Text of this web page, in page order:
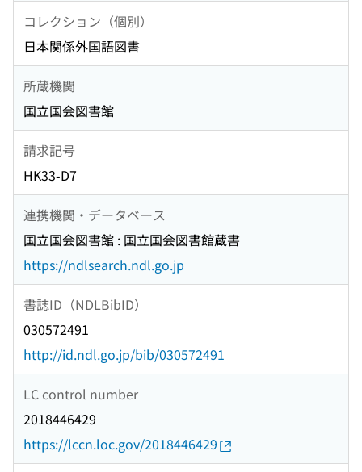
コレクション（個別）
日本関係外国語図書
所蔵機関
国立国会図書館
請求記号
HK33-D7
連携機関・データベース
国立国会図書館 : 国立国会図書館蔵書
https://ndlsearch.ndl.go.jp
書誌ID（NDLBibID）
030572491
http://id.ndl.go.jp/bib/030572491
LC control number
2018446429
https://lccn.loc.gov/2018446429